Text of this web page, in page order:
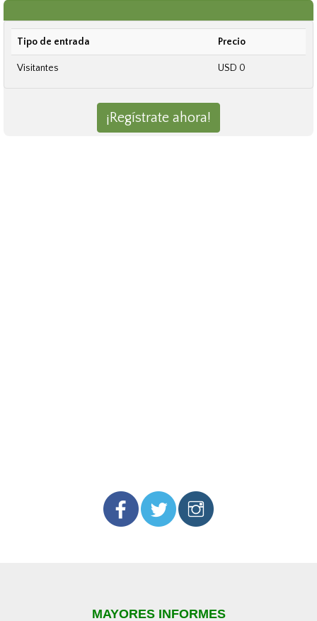
Tipo de entrada Precio
Visitantes USD 0
¡Regístrate ahora!
MAYORES INFORMES